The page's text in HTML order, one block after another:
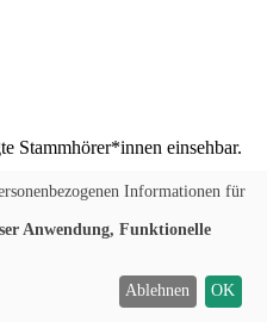
Stammhörer*innen einsehbar.
Informationen für
Anwendung, Funktionelle
Ablehnen OK